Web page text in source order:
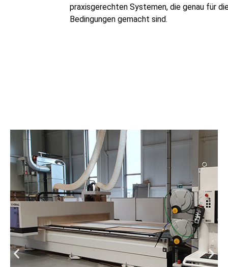
praxisgerechten Systemen, die genau für
Bedingungen gemacht sind.